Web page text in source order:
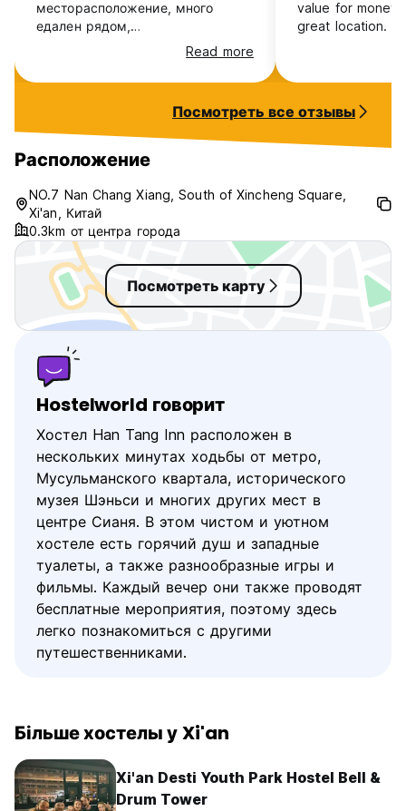
месторасположение, много
едален рядом,
достопримечательностей. Все в
Read more
value for money
great location. I
Посмотреть все отзывы
Расположение
NO.7 Nan Chang Xiang, South of Xincheng Square,
Xi'an, Китай
0.3km от центра города
Посмотреть карту
Hostelworld говорит
Хостел Han Tang Inn расположен в
нескольких минутах ходьбы от метро, ​​
Мусульманского квартала, исторического
музея Шэньси и многих других мест в
центре Сианя. В этом чистом и уютном
хостеле есть горячий душ и западные
туалеты, а также разнообразные игры и
фильмы. Каждый вечер они также проводят
бесплатные мероприятия, поэтому здесь
легко познакомиться с другими
путешественниками.
Більше хостелы у Xi'an
Xi'an Desti Youth Park Hostel Bell &
Drum Tower